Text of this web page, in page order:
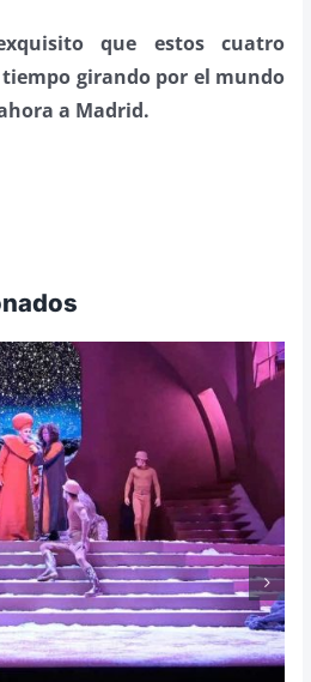
que estos cuatro
girando por el mundo
a Madrid.